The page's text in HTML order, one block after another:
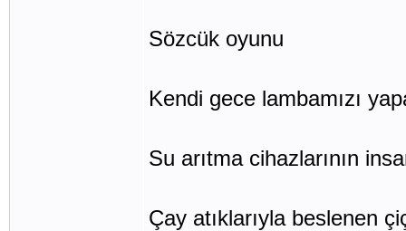
Sözcük oyunu
Kendi gece lambamızı
Su arıtma cihazlarının
Çay atıklarıyla beslenen